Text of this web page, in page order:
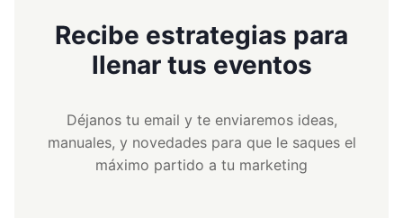
Recibe estrategias para
llenar tus eventos
Déjanos tu email y te enviaremos ideas,
manuales, y novedades para que le saques el
máximo partido a tu marketing